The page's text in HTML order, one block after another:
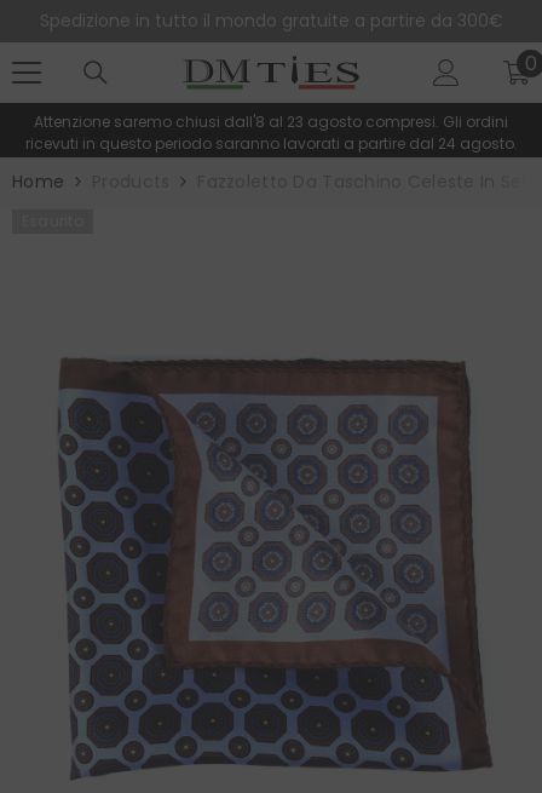
Spedizione in tutto il mondo gratuite a partire da 300€
00
Attenzione saremo chiusi dall'8 al 23 agosto compresi. Gli ordini
ricevuti in questo periodo saranno lavorati a partire dal 24 agosto.
Home